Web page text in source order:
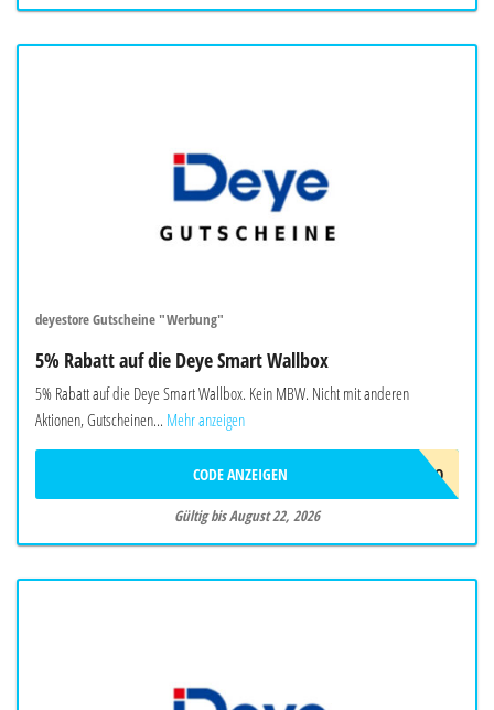
deyestore Gutscheine "Werbung"
5% Rabatt auf die Deye Smart Wallbox
5% Rabatt auf die Deye Smart Wallbox. Kein MBW. Nicht mit anderen
Aktionen, Gutscheinen... Mehr anzeigen
EVCJULYPROMO
CODE ANZEIGEN
Gültig bis August 22, 2026